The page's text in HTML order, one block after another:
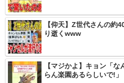
【仰天】Z世代さんの約
り逝くwww
【マジかよ】キョン「
らん楽園あるらしいで!」